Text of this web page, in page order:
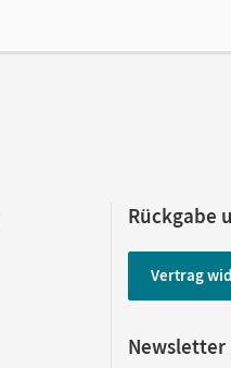
Rückgabe
Vertrag